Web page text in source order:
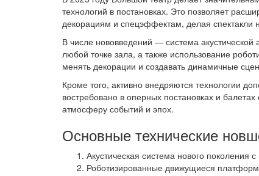
технологий в постановках. Это позволяет
декорациям и спецэффектам, делая
В числе нововведений — система акустической
любой точке зала, а также использование
менять декорации и создавать динамичные
Кроме того, активно внедряются технологии
востребовано в оперных постановках и
атмосферу событий и эпох.
Основные технические
Акустическая система нового поколения
Роботизированные движущиеся